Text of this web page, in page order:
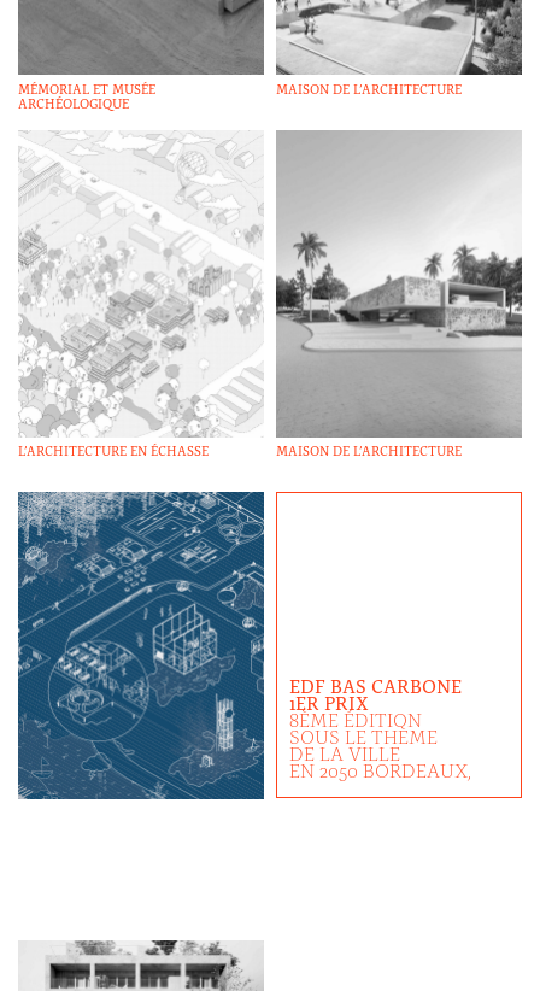
MÉMORIAL ET MUSÉE
ARCHÉOLOGIQUE
MAISON DE L’ARCHITECTURE
L’ARCHITECTURE EN ÉCHASSE MAISON DE L’ARCHITECTURE
EDF BAS CARBONE
1ER PRIX
8ÈME ÉDITION
SOUS LE THÈME
DE LA VILLE
EN 2050 BORDEAUX,